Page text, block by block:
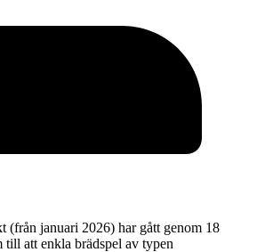
(från januari 2026) har gått genom 18
att enkla brädspel av typen